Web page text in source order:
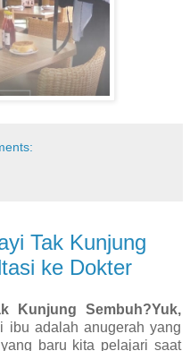
Tak Kunjung
ke Dokter
Kunjung Sembuh?Yuk,
ibu adalah anugerah yang
baru kita pelajari saat